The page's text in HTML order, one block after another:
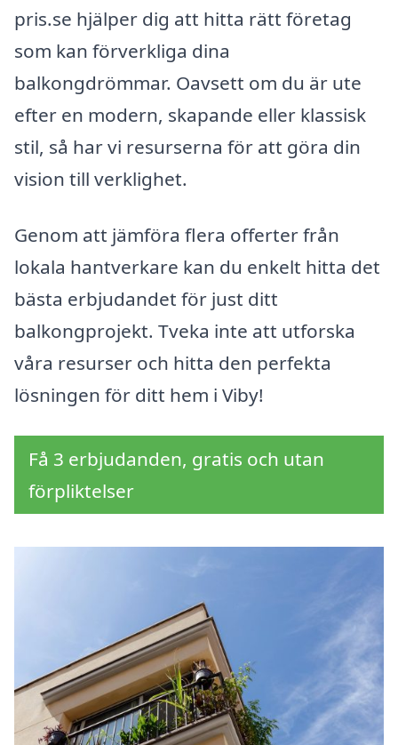
pris.se hjälper dig att hitta rätt företag
som kan förverkliga dina
balkongdrömmar. Oavsett om du är ute
efter en modern, skapande eller klassisk
stil, så har vi resurserna för att göra din
vision till verklighet.
Genom att jämföra flera offerter från
lokala hantverkare kan du enkelt hitta det
bästa erbjudandet för just ditt
balkongprojekt. Tveka inte att utforska
våra resurser och hitta den perfekta
lösningen för ditt hem i Viby!
Få 3 erbjudanden, gratis och utan
förpliktelser